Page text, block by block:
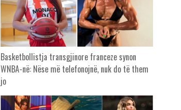
Basketbollistja transgjinore franceze synon
WNBA-në: Nëse më telefonojnë, nuk do të them
jo